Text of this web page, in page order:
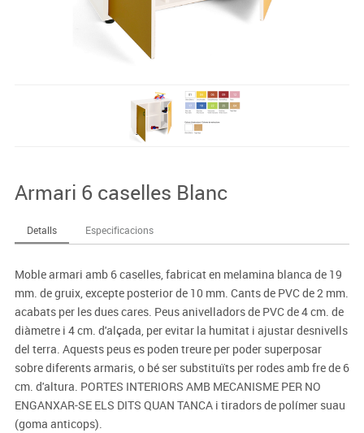
Armari 6 caselles Blanc
Detalls Especificacions
Moble armari amb 6 caselles, fabricat en melamina blanca de 19
mm. de gruix, excepte posterior de 10 mm. Cants de PVC de 2 mm.
acabats per les dues cares. Peus anivelladors de PVC de 4 cm. de
diàmetre i 4 cm. d'alçada, per evitar la humitat i ajustar desnivells
del terra. Aquests peus es poden treure per poder superposar
sobre diferents armaris, o bé ser substituïts per rodes amb fre de 6
cm. d'altura. PORTES INTERIORS AMB MECANISME PER NO
ENGANXAR-SE ELS DITS QUAN TANCA i tiradors de polímer suau
(goma anticops).